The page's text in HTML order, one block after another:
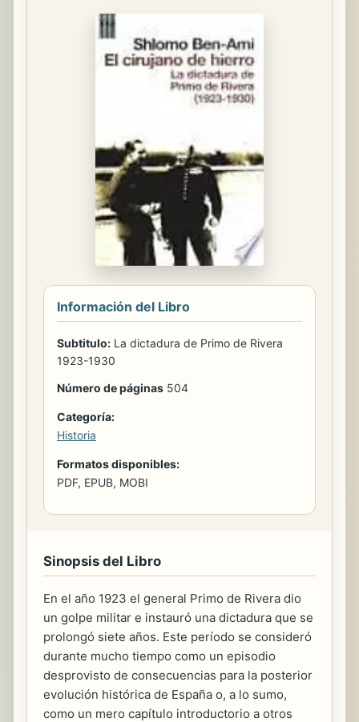
Información del Libro
Subtitulo: La dictadura de Primo de Rivera
1923-1930
Número de páginas 504
Categoría:
Historia
Formatos disponibles:
PDF, EPUB, MOBI
Sinopsis del Libro
En el año 1923 el general Primo de Rivera dio
un golpe militar e instauró una dictadura que se
prolongó siete años. Este período se consideró
durante mucho tiempo como un episodio
desprovisto de consecuencias para la posterior
evolución histórica de España o, a lo sumo,
como un mero capítulo introductorio a otros